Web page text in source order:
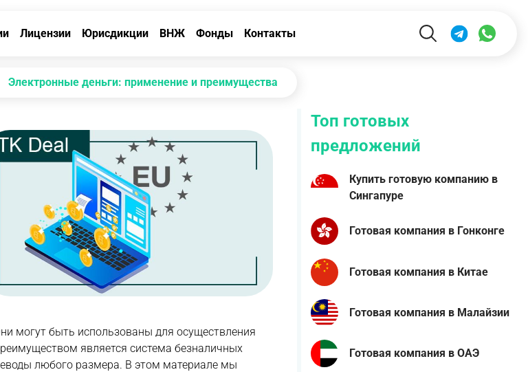
Лицензии Юрисдикции ВНЖ Фонды Контакты
Электронные деньги: применение и преимущества
могут быть использованы для осуществления
является система безналичных
любого размера. В этом материале мы
Топ готовых
предложений
Купить готовую компанию в
Сингапуре
Готовая компания в Гонконге
Готовая компания в Китае
Готовая компания в Малайзии
Готовая компания в ОАЭ